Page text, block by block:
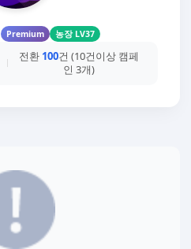
Premium 농장 LV37
전환 100건 (10건이상 캠페
인 3개)